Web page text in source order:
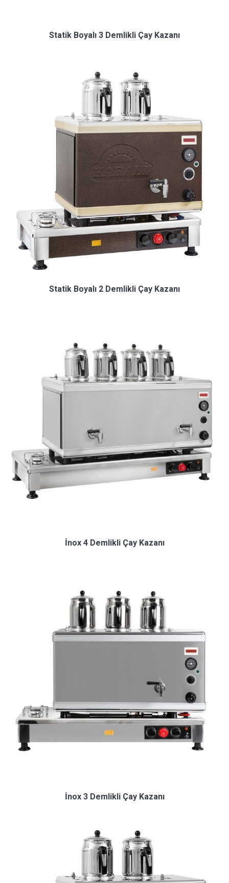
Statik Boyalı 3 Demlikli Çay Kazanı
Statik Boyalı 2 Demlikli Çay Kazanı
İnox 4 Demlikli Çay Kazanı
İnox 3 Demlikli Çay Kazanı